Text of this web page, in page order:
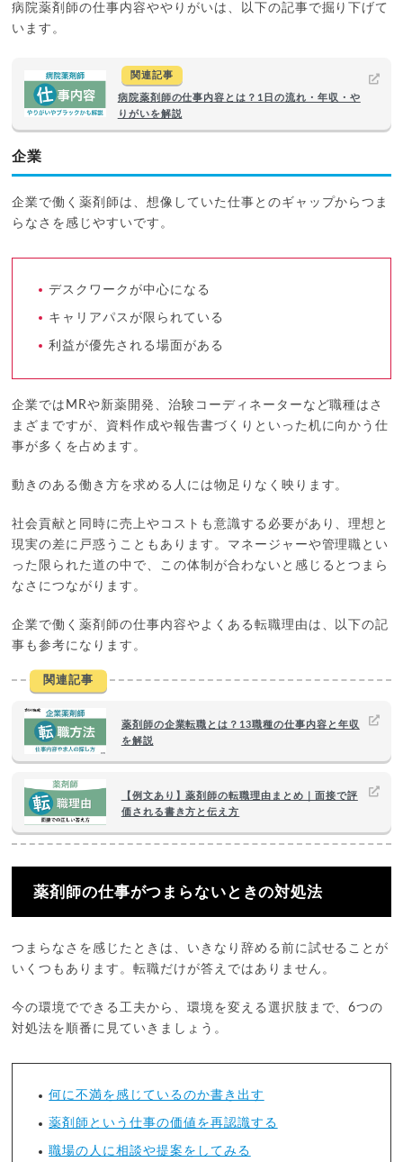
病院薬剤師の仕事内容ややりがいは、以下の記事で掘り下げて
います。
関連記事
病院薬剤師の仕事内容とは？1日の流れ・年収・や
りがいを解説
企業
企業で働く薬剤師は、想像していた仕事とのギャップからつま
らなさを感じやすいです。
デスクワークが中心になる
キャリアパスが限られている
利益が優先される場面がある
企業ではMRや新薬開発、治験コーディネーターなど職種はさ
まざまですが、資料作成や報告書づくりといった机に向かう仕
事が多くを占めます。
動きのある働き方を求める人には物足りなく映ります。
社会貢献と同時に売上やコストも意識する必要があり、理想と
現実の差に戸惑うこともあります。マネージャーや管理職とい
った限られた道の中で、この体制が合わないと感じるとつまら
なさにつながります。
企業で働く薬剤師の仕事内容やよくある転職理由は、以下の記
事も参考になります。
関連記事
薬剤師の企業転職とは？13職種の仕事内容と年収
を解説
【例文あり】薬剤師の転職理由まとめ｜面接で評
価される書き方と伝え方
薬剤師の仕事がつまらないときの対処法
つまらなさを感じたときは、いきなり辞める前に試せることが
いくつもあります。転職だけが答えではありません。
今の環境でできる工夫から、環境を変える選択肢まで、6つの
対処法を順番に見ていきましょう。
何に不満を感じているのか書き出す
薬剤師という仕事の価値を再認識する
職場の人に相談や提案をしてみる